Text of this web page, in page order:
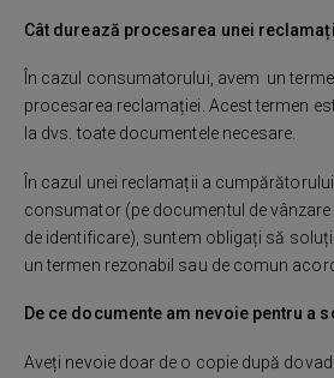
Cât durează procesarea unei
În cazul consumatorului, avem un
procesarea reclamației. Acest termen
la dvs. toate documentele necesare.
În cazul unei reclamații a
consumator (pe documentul de
de identificare), suntem obligați să
un termen rezonabil sau de comun
De ce documente am nevoie pentru a
Aveți nevoie doar de o copie după